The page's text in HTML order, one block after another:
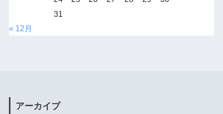
31
« 12月
アーカイブ